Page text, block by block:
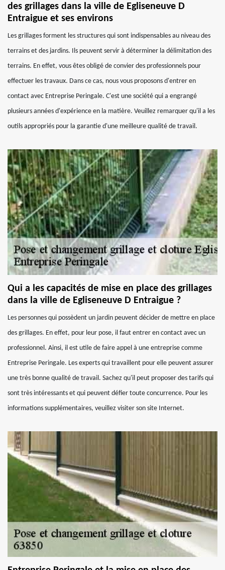
des grillages dans la ville de Egliseneuve D
Entraigue et ses environs
Les grillages forment les structures qui sont indispensables au niveau des
terrains et des jardins. Ils peuvent servir à déterminer la délimitation des
terrains. En effet, vous êtes obligé de convier des professionnels pour
effectuer les travaux. Dans ce cas, nous vous proposons d'entrer en
contact avec Entreprise Peringale. C'est une société qui a engrangé
plusieurs années d'expérience en la matière. Veuillez remarquer qu'il a les
outils appropriés pour la garantie d'une meilleure qualité de travail.
Qui a les capacités de mise en place des grillages
dans la ville de Egliseneuve D Entraigue ?
Les personnes qui possèdent un jardin peuvent décider de mettre en place
des grillages. En effet, pour leur pose, il faut entrer en contact avec un
professionnel. Ainsi, il est utile de faire appel à une entreprise comme
Entreprise Peringale. Les experts qui travaillent pour elle peuvent assurer
une très bonne qualité de travail. Sachez qu'il peut proposer des tarifs qui
sont très intéressants et qui peuvent défier toute concurrence. Pour les
informations supplémentaires, veuillez visiter son site Internet.